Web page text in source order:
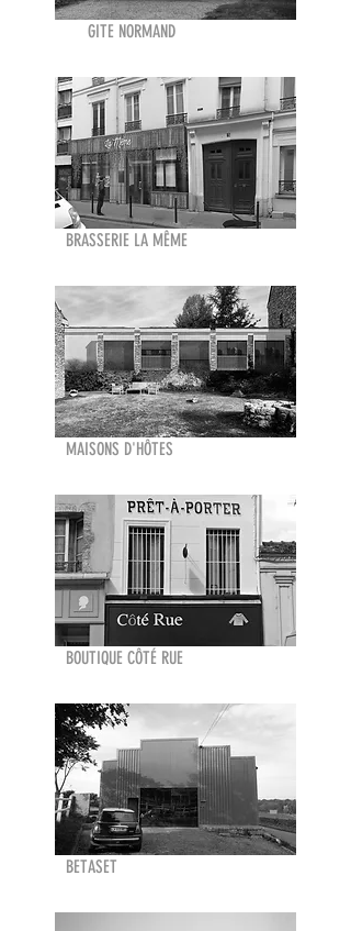
GITE NORMAND
BRASSERIE LA MÊME
MAISONS D'HÔTES
BOUTIQUE CÔTÉ RUE
BETASET